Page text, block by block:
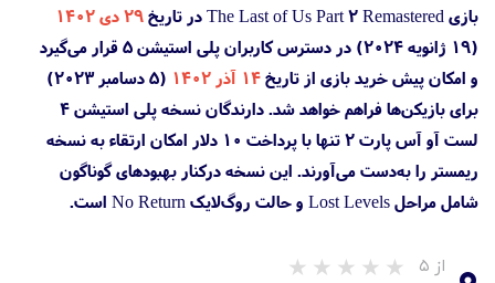
بازی The Last of Us Part 2 Remastered در تاریخ
۲۹ دی ۱۴۰۲
(۱۹ ژانویه ۲۰۲۴) در دسترس کاربران پلی استیشن 5 قرار می‌گیرد
و امکان پیش خرید بازی از تاریخ۱۴ آذر ۱۴۰۲
(۵ دسامبر ۲۰۲۳)
برای بازیکن‌ها فراهم خواهد شد. دارندگان نسخه پلی استیشن 4
لست آو آس پارت ۲ تنها با پرداخت ۱۰ دلار امکان ارتقاء به نسخه
ریمستر را به‌دست می‌آورند. این نسخه درکنار بهبودهای گوناگون
شامل مراحل Lost Levels و حالت روگ‌لایک No Return است.
از ۵